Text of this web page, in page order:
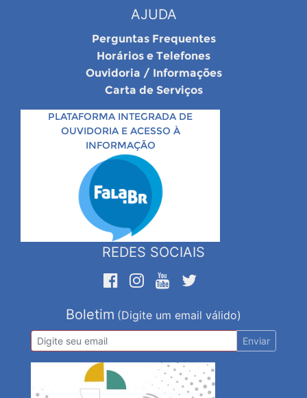
AJUDA
Perguntas Frequentes
Horários e Telefones
Ouvidoria / Informações
Carta de Serviços
PLATAFORMA INTEGRADA DE
OUVIDORIA E ACESSO À
INFORMAÇÃO
REDES SOCIAIS
Boletim (Digite um email válido)
Enviar